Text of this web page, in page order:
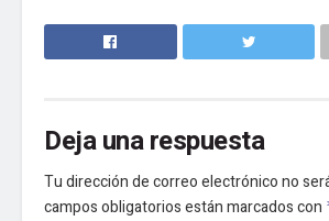
Deja una respuesta
Tu dirección de correo electrónico no
campos obligatorios están marcados con